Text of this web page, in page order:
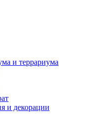
и террариума
и декорации